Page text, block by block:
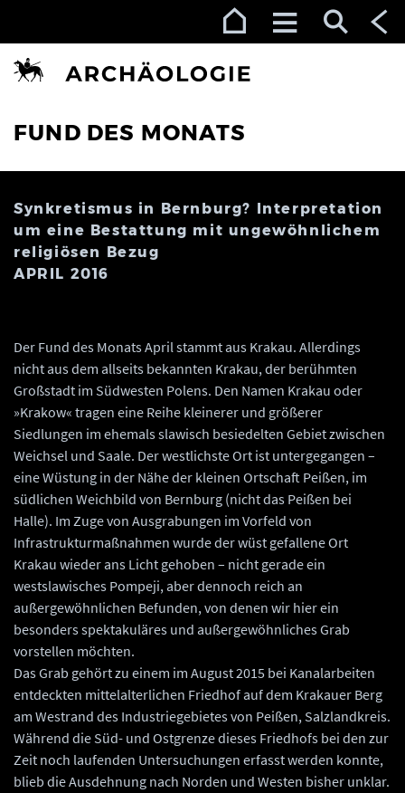
FUND DES MONATS
Synkretismus in Bernburg? Interpretation
um eine Bestattung mit ungewöhnlichem
religiösen Bezug
APRIL 2016
Der Fund des Monats April stammt aus Krakau. Allerdings
nicht aus dem allseits bekannten Krakau, der berühmten
Großstadt im Südwesten Polens. Den Namen Krakau oder
»Krakow« tragen eine Reihe kleinerer und größerer
Siedlungen im ehemals slawisch besiedelten Gebiet zwischen
Weichsel und Saale. Der westlichste Ort ist untergegangen –
eine Wüstung in der Nähe der kleinen Ortschaft Peißen, im
südlichen Weichbild von Bernburg (nicht das Peißen bei
Halle). Im Zuge von Ausgrabungen im Vorfeld von
Infrastrukturmaßnahmen wurde der wüst gefallene Ort
Krakau wieder ans Licht gehoben – nicht gerade ein
westslawisches Pompeji, aber dennoch reich an
außergewöhnlichen Befunden, von denen wir hier ein
besonders spektakuläres und außergewöhnliches Grab
vorstellen möchten.
Das Grab gehört zu einem im August 2015 bei Kanalarbeiten
entdeckten mittelalterlichen Friedhof auf dem Krakauer Berg
am Westrand des Industriegebietes von Peißen, Salzlandkreis.
Während die Süd- und Ostgrenze dieses Friedhofs bei den zur
Zeit noch laufenden Untersuchungen erfasst werden konnte,
blieb die Ausdehnung nach Norden und Westen bisher unklar.